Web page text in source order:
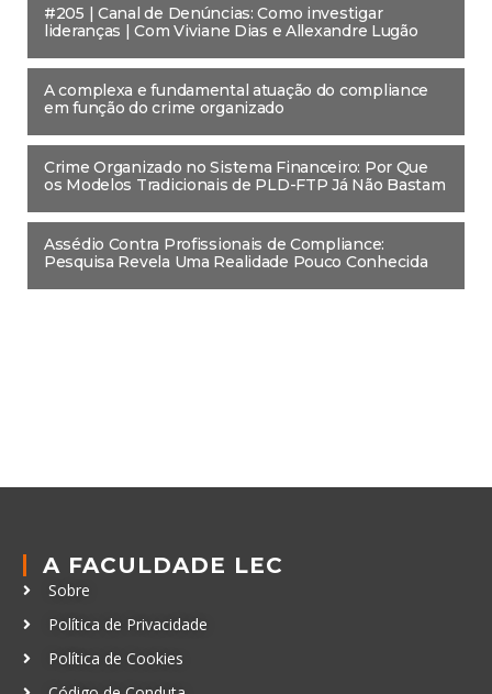
#205 | Canal de Denúncias: Como investigar
lideranças | Com Viviane Dias e Allexandre Lugão
A complexa e fundamental atuação do compliance
em função do crime organizado
Crime Organizado no Sistema Financeiro: Por Que
os Modelos Tradicionais de PLD-FTP Já Não Bastam
Assédio Contra Profissionais de Compliance:
Pesquisa Revela Uma Realidade Pouco Conhecida
A FACULDADE LEC
Sobre
Política de Privacidade
Política de Cookies